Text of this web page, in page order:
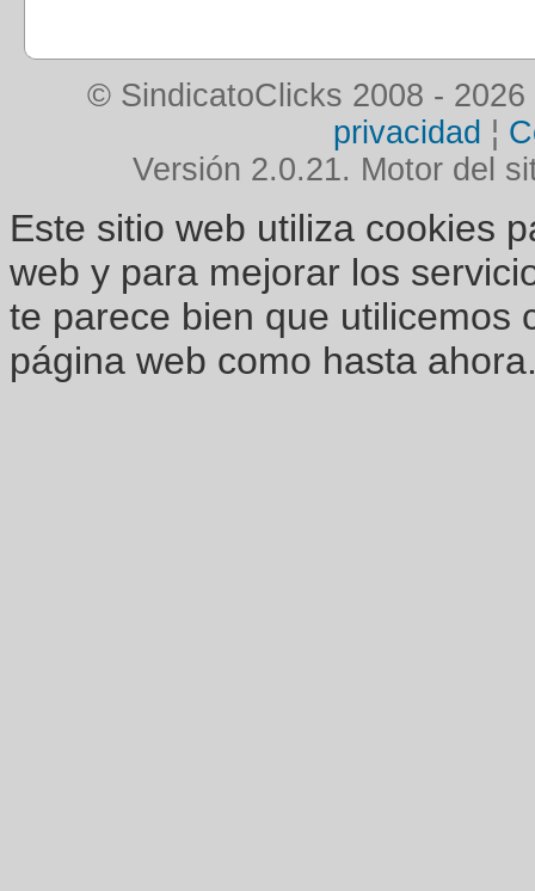
© SindicatoClicks 2008 - 2026
privacidad ¦
Versión 2.0.21. Motor del
Este sitio web utiliza cookies
web y para mejorar los
te parece bien que utilicemos
página web como hasta